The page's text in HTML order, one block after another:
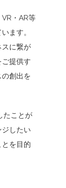
・AR等
ます。
スに繋が
提供す
創出を
たことが
したい
を目的